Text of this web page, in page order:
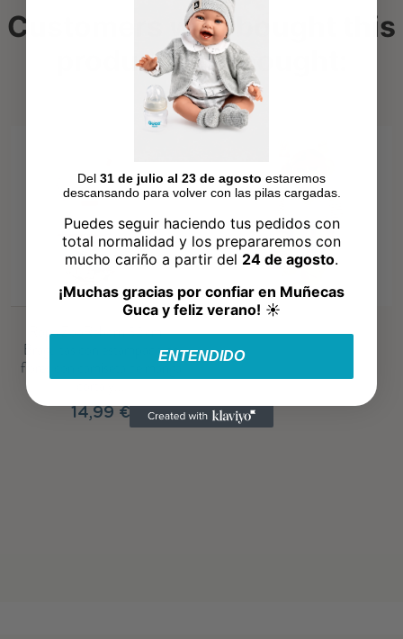
Customers who bought this
product also bought:
Ropa ZooReborn 32 cm –
Braguitas con estampado de
flores con camiseta de manga
corta y...
14,99 €
Del 31 de julio al 23 de agosto estaremos
descansando para volver con las pilas cargadas.
Puedes seguir haciendo tus pedidos con
total normalidad y los prepararemos con
mucho cariño a partir del 24 de agosto.
¡Muchas gracias por confiar en Muñecas
Guca y feliz verano! ☀️
ENTENDIDO